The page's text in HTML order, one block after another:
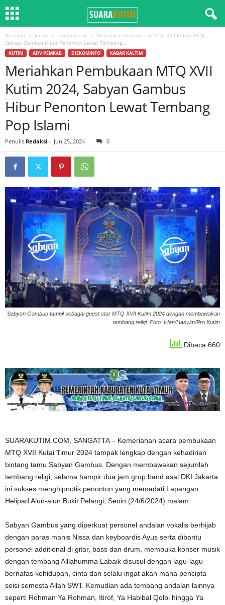
Beranda kutim adv pemkab
Meriahkan Pembukaan MTQ XVII Kutim 2024,
Sabyan Gambus Hibur Penonton Lewat Tembang...
KUTIM ADV PEMKAB DISKOMINFO KABAR KALTIM
Meriahkan Pembukaan MTQ XVII
Kutim 2024, Sabyan Gambus
Hibur Penonton Lewat Tembang
Pop Islami
Penulis Redaksi - Jun 25, 2024 0
Sabyan Gambus tampil sebagai guest star MTQ XVII Kutim 2024 dengan membawakan
tembang religi. Foto: Irfan/Hasyim/Pro Kutim
Dibaca 660
SUARAKUTIM.COM, SANGATTA – Kemeriahan acara pembukaan
MTQ XVII Kutai Timur 2024 tampak lengkap dengan kehadirian
bintang tamu Sabyan Gambus. Dengan membawakan sejumlah
tembang religi, selama hampir dua jam grup band asal DKI Jakarta
ini sukses menghipnotis penonton yang memadati Lapangan
Helipad Alun-alun Bukit Pelangi, Senin (24/6/2024) malam.
Sabyan Gambus yang diperkuat personel andalan vokalis berhijab
dengan paras manis Nissa dan keyboardis Ayus serta dibantu
personel additional di gitar, bass dan drum, membuka konser musik
dengan tembang Alllahumma Labaik disusul dengan lagu-lagu
bernafas kehidupan, cinta dan selalu ingat akan maha pencipta
seisi semesta Allah SWT. Kemudian ada tembang andalan lainnya
seperti Rohman Ya Rohman, Itirof, Ya Habibal Qolbi hingga Ya